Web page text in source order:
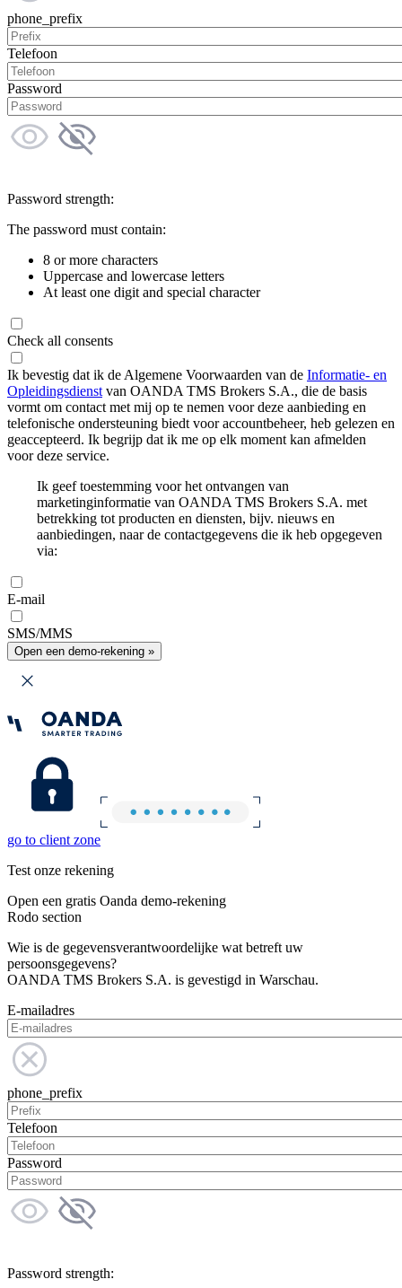
phone_prefix
Telefoon
Password
Password strength:
The password must contain:
8 or more characters
Uppercase and lowercase letters
At least one digit and special character
Check all consents
Ik bevestig dat ik de Algemene Voorwaarden van de Informatie- en
Opleidingsdienst van OANDA TMS Brokers S.A., die de basis
vormt om contact met mij op te nemen voor deze aanbieding en
telefonische ondersteuning biedt voor accountbeheer, heb gelezen en
geaccepteerd. Ik begrijp dat ik me op elk moment kan afmelden
voor deze service.
Ik geef toestemming voor het ontvangen van
marketinginformatie van OANDA TMS Brokers S.A. met
betrekking tot producten en diensten, bijv. nieuws en
aanbiedingen, naar de contactgegevens die ik heb opgegeven
via:
E-mail
SMS/MMS
Open een demo-rekening »
go to client zone
Test onze rekening
Open een gratis Oanda demo-rekening
Rodo section
Wie is de gegevensverantwoordelijke wat betreft uw
persoonsgegevens?
OANDA TMS Brokers S.A. is gevestigd in Warschau.
E-mailadres
phone_prefix
Telefoon
Password
Password strength: